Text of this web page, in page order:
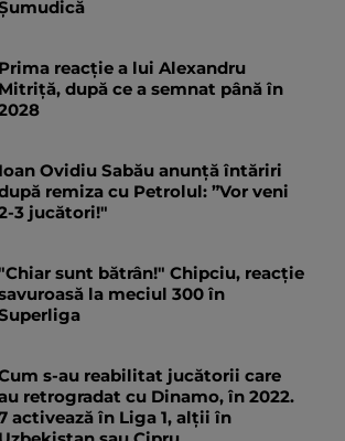
Prima reacție a lui Alexandru
Mitriță, după ce a semnat până în
Ioan Ovidiu Sabău anunță întăriri
remiza cu Petrolul: ”Vor veni
3 jucători!"
sunt bătrân!" Chipciu, reacție
la meciul 300 în
s-au reabilitat jucătorii care
retrogradat cu Dinamo, în 2022.
activează în Liga 1, alții în